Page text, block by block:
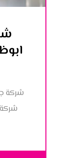
ابوظبي
شركة